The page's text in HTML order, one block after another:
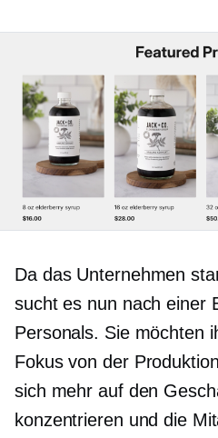
Da das Unternehmen
sucht es nun nach einer
Personals. Sie möchten
Fokus von der
sich mehr auf den
konzentrieren und die